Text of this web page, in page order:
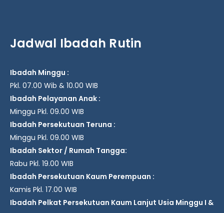
Jadwal Ibadah Rutin
Ibadah Minggu :
Pkl. 07.00 Wib & 10.00 WIB
Ibadah Pelayanan Anak :
Minggu Pkl. 09.00 WIB
Ibadah Persekutuan Teruna :
Minggu Pkl. 09.00 WIB
Ibadah Sektor / Rumah Tangga:
Rabu Pkl. 19.00 WIB
Ibadah Persekutuan Kaum Perempuan :
Kamis Pkl. 17.00 WIB
Ibadah Pelkat Persekutuan Kaum Lanjut Usia Minggu I &